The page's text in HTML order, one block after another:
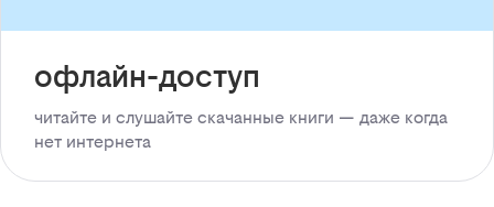
офлайн-доступ
читайте и слушайте скачанные книги — даже когда
нет интернета